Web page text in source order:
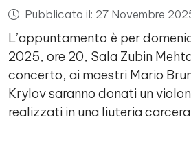
Pubblicato il: 27 Novembre
L’appuntamento è per
2025, ore 20, Sala Zubin
concerto, ai maestri Mario
Krylov saranno donati un
realizzati in una liuteria